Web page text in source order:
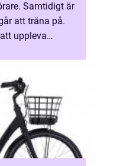
Samtidigt är
att träna på.
uppleva